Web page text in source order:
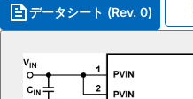
データシート (Rev. 0)